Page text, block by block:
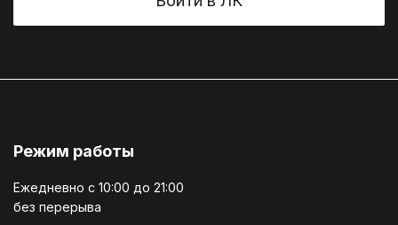
Режим работы
Ежедневно c 10:00 до 21:00
без перерыва